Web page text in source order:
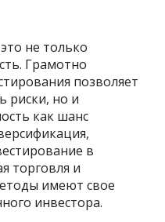
не только
Грамотно
позволяет
риски, но и
как шанс
в
торговля и
имеют свое
инвестора.